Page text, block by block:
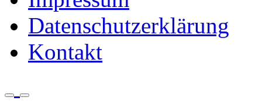
Datenschutzerklärung
Kontakt